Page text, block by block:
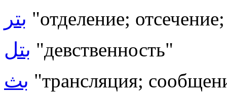
بتر "отделение;
بتل "девственность"
بث "трансляция;